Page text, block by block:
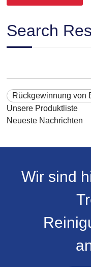
Search
Rückgewinnung von
Unsere Produktliste
Neueste Nachrichten
Wir sind